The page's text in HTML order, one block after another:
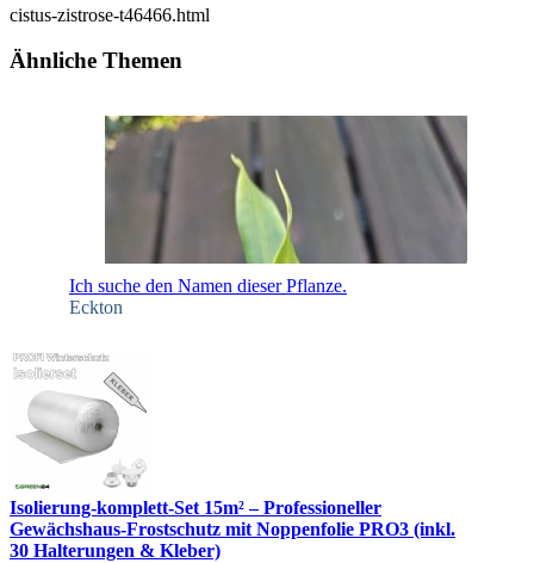
cistus-zistrose-t46466.html
Ähnliche Themen
Ich suche den Namen dieser Pflanze.
Eckton
Isolierung-komplett-Set 15m² – Professioneller
Gewächshaus-Frostschutz mit Noppenfolie PRO3 (inkl.
30 Halterungen & Kleber)